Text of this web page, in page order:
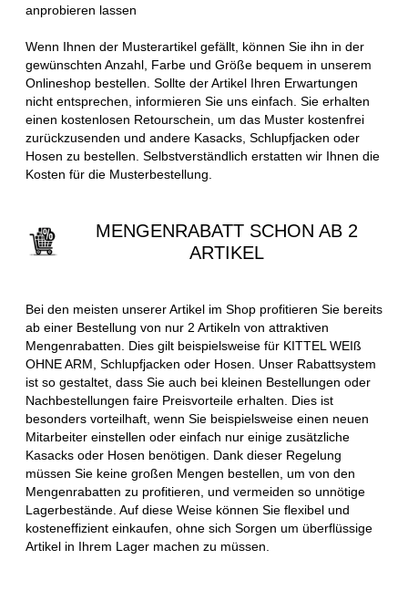
anprobieren lassen
Wenn Ihnen der Musterartikel gefällt, können Sie ihn in der
gewünschten Anzahl, Farbe und Größe bequem in unserem
Onlineshop bestellen. Sollte der Artikel Ihren Erwartungen
nicht entsprechen, informieren Sie uns einfach. Sie erhalten
einen kostenlosen Retourschein, um das Muster kostenfrei
zurückzusenden und andere Kasacks, Schlupfjacken oder
Hosen zu bestellen. Selbstverständlich erstatten wir Ihnen die
Kosten für die Musterbestellung.
MENGENRABATT SCHON AB 2
ARTIKEL
Bei den meisten unserer Artikel im Shop profitieren Sie bereits
ab einer Bestellung von nur 2 Artikeln von attraktiven
Mengenrabatten. Dies gilt beispielsweise für KITTEL WEIß
OHNE ARM, Schlupfjacken oder Hosen. Unser Rabattsystem
ist so gestaltet, dass Sie auch bei kleinen Bestellungen oder
Nachbestellungen faire Preisvorteile erhalten. Dies ist
besonders vorteilhaft, wenn Sie beispielsweise einen neuen
Mitarbeiter einstellen oder einfach nur einige zusätzliche
Kasacks oder Hosen benötigen. Dank dieser Regelung
müssen Sie keine großen Mengen bestellen, um von den
Mengenrabatten zu profitieren, und vermeiden so unnötige
Lagerbestände. Auf diese Weise können Sie flexibel und
kosteneffizient einkaufen, ohne sich Sorgen um überflüssige
Artikel in Ihrem Lager machen zu müssen.